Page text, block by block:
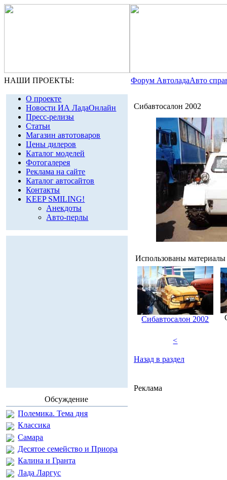
НАШИ ПРОЕКТЫ: Форум АвтоладаАвто
О проекте
Новости ИА ЛадаОнлайн
Пресс-релизы
Статьи
Магазин автотоваров
Цены дилеров
Каталог моделей
Фотогалерея
Реклама на сайте
Каталог автосайтов
Контакты
KEEP SMILING!
Анекдоты
Авто-перлы
Обсуждение
Полемика. Тема дня
Классика
Самара
Десятое семейство и Приора
Калина и Гранта
Лада Ларгус
Сибавтосалон 2002
Использованы
Сибавтосалон 2002
<
Назад в раздел
Реклама